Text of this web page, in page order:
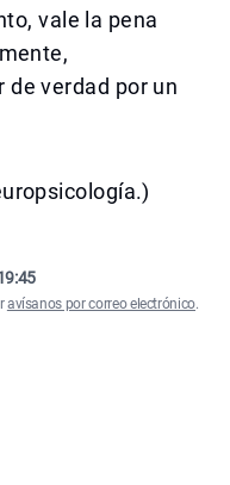
vale la pena
verdad por un
avísanos por correo electrónico.